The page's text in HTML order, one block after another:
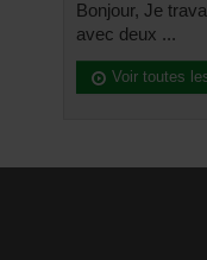
Bonjour, Je
avec deux ...
Voir toutes